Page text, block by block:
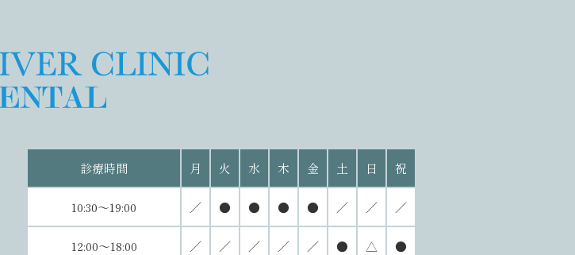
診療時間 月 火 水 木 金 土 日 祝
10:30～19:00 ／ ● ● ● ● ／ ／ ／
12:00～18:00 ／ ／ ／ ／ ／ ● △ ●